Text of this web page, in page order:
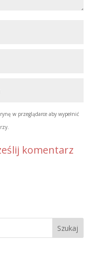
w przeglądarce aby wypełnić